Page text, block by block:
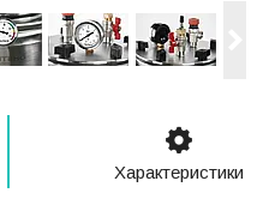
Характеристики